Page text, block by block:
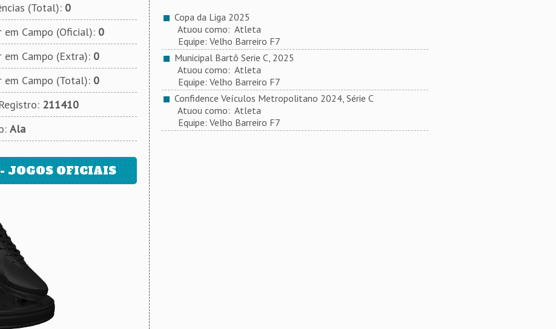
(Total): 0
em Campo (Oficial): 0
em Campo (Extra): 0
em Campo (Total): 0
211410
Ala
JOGOS OFICIAIS
Copa da Liga 2025
Atuou como: Atleta
Equipe: Velho Barreiro F7
Municipal Bartô Serie C, 2025
Atuou como: Atleta
Equipe: Velho Barreiro F7
Confidence Veículos Metropolitano 2024, Série C
Atuou como: Atleta
Equipe: Velho Barreiro F7